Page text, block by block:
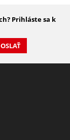
Prihláste sa k